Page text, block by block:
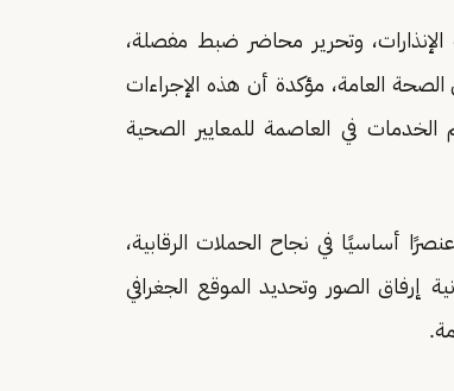
وتحرير محاضر ضبط مفصلة،
العامة، مؤكدة أن هذه الإجراءات
الخدمات في العاصمة للمعايير الصحية
أساسيًا في نجاح الحملات الرقابية،
إرفاق الصور وتحديد الموقع الجغرافي